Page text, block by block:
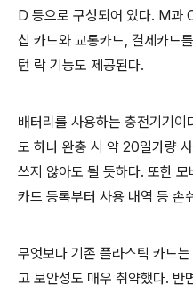
D 등으로 구성되어 있다. M과
십 카드와 교통카드, 결제카드
턴 락 기능도 제공된다.
배터리를 사용하는 충전기기이
도 하나 완충 시 약 20일가량
쓰지 않아도 될 듯하다. 또한
카드 등록부터 사용 내역 등 손
무엇보다 기존 플라스틱 카드
고 보안성도 매우 취약했다. 반